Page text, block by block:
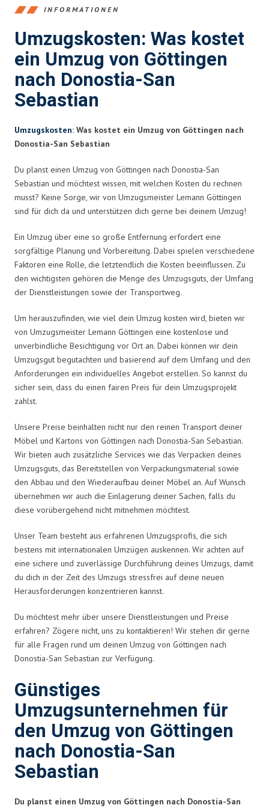
INFORMATIONEN
Umzugskosten: Was kostet
ein Umzug von Göttingen
nach Donostia-San
Sebastian
Umzugskosten: Was kostet ein Umzug von Göttingen nach
Donostia-San Sebastian
Du planst einen Umzug von Göttingen nach Donostia-San
Sebastian und möchtest wissen, mit welchen Kosten du rechnen
musst? Keine Sorge, wir von Umzugsmeister Lemann Göttingen
sind für dich da und unterstützen dich gerne bei deinem Umzug!
Ein Umzug über eine so große Entfernung erfordert eine
sorgfältige Planung und Vorbereitung. Dabei spielen verschiedene
Faktoren eine Rolle, die letztendlich die Kosten beeinflussen. Zu
den wichtigsten gehören die Menge des Umzugsguts, der Umfang
der Dienstleistungen sowie der Transportweg.
Um herauszufinden, wie viel dein Umzug kosten wird, bieten wir
von Umzugsmeister Lemann Göttingen eine kostenlose und
unverbindliche Besichtigung vor Ort an. Dabei können wir dein
Umzugsgut begutachten und basierend auf dem Umfang und den
Anforderungen ein individuelles Angebot erstellen. So kannst du
sicher sein, dass du einen fairen Preis für dein Umzugsprojekt
zahlst.
Unsere Preise beinhalten nicht nur den reinen Transport deiner
Möbel und Kartons von Göttingen nach Donostia-San Sebastian.
Wir bieten auch zusätzliche Services wie das Verpacken deines
Umzugsguts, das Bereitstellen von Verpackungsmaterial sowie
den Abbau und den Wiederaufbau deiner Möbel an. Auf Wunsch
übernehmen wir auch die Einlagerung deiner Sachen, falls du
diese vorübergehend nicht mitnehmen möchtest.
Unser Team besteht aus erfahrenen Umzugsprofis, die sich
bestens mit internationalen Umzügen auskennen. Wir achten auf
eine sichere und zuverlässige Durchführung deines Umzugs, damit
du dich in der Zeit des Umzugs stressfrei auf deine neuen
Herausforderungen konzentrieren kannst.
Du möchtest mehr über unsere Dienstleistungen und Preise
erfahren? Zögere nicht, uns zu kontaktieren! Wir stehen dir gerne
für alle Fragen rund um deinen Umzug von Göttingen nach
Donostia-San Sebastian zur Verfügung.
Günstiges
Umzugsunternehmen für
den Umzug von Göttingen
nach Donostia-San
Sebastian
Du planst einen Umzug von Göttingen nach Donostia-San